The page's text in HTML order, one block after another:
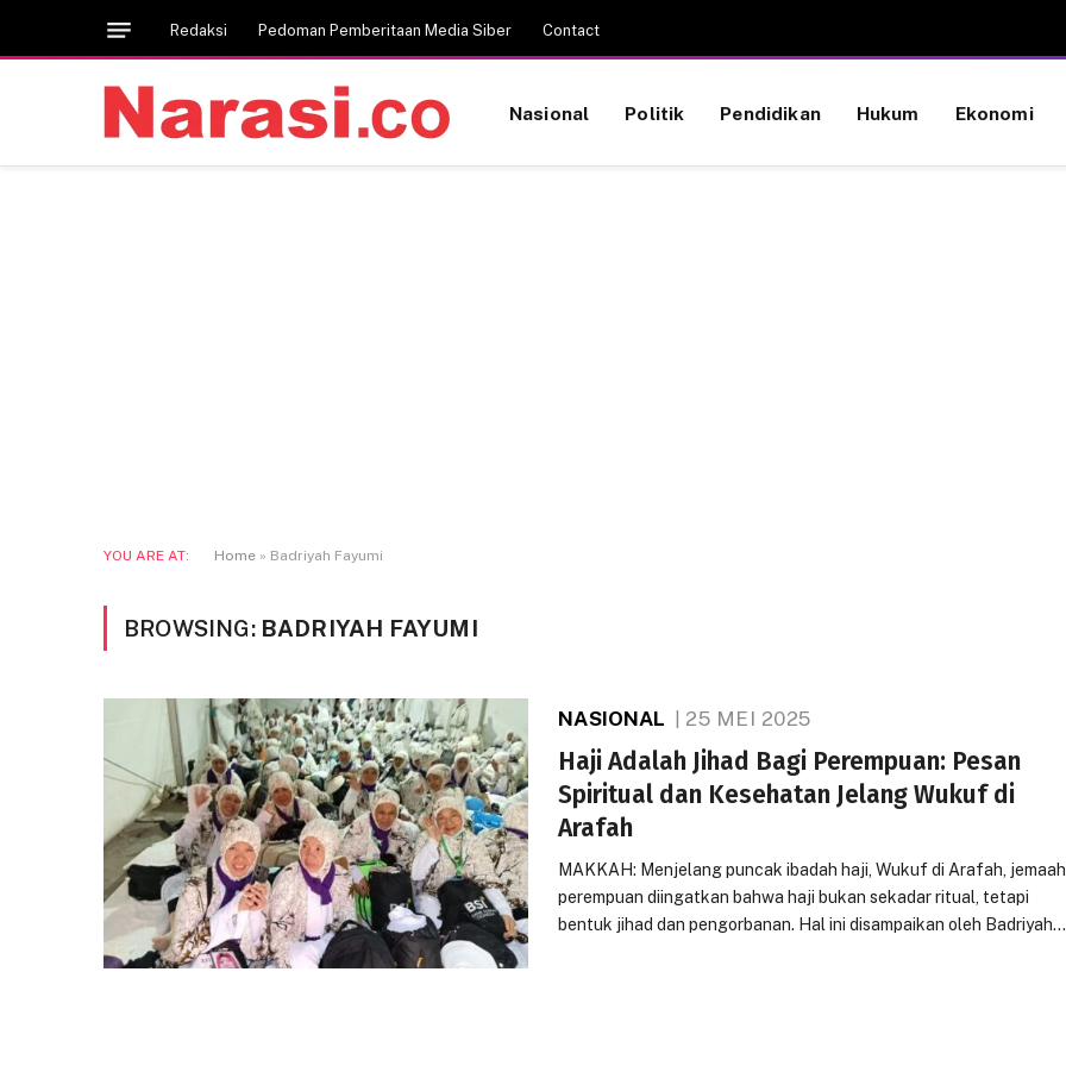
Redaksi Pedoman Pemberitaan Media Siber Contact
Nasional Politik Pendidikan Hukum Ekonomi
YOU ARE AT: Home » Badriyah Fayumi
BROWSING: BADRIYAH FAYUMI
NASIONAL 25 MEI 2025
Haji Adalah Jihad Bagi Perempuan: Pesan
Spiritual dan Kesehatan Jelang Wukuf di
Arafah
MAKKAH: Menjelang puncak ibadah haji, Wukuf di Arafah, jemaah
perempuan diingatkan bahwa haji bukan sekadar ritual, tetapi
bentuk jihad dan pengorbanan. Hal ini disampaikan oleh Badriyah…